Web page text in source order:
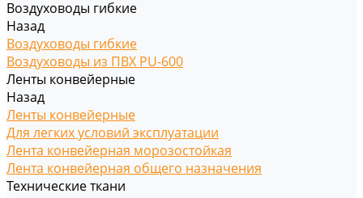
Воздуховоды гибкие
Назад
Воздуховоды гибкие
Воздуховоды из ПВХ PU-600
Ленты конвейерные
Назад
Ленты конвейерные
Для легких условий эксплуатации
Лента конвейерная морозостойкая
Лента конвейерная общего назначения
Технические ткани